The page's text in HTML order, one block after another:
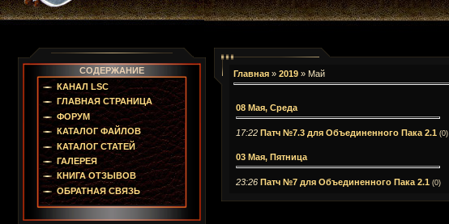
СОДЕРЖАНИЕ
КАНАЛ LSC
ГЛАВНАЯ СТРАНИЦА
ФОРУМ
КАТАЛОГ ФАЙЛОВ
КАТАЛОГ СТАТЕЙ
ГАЛЕРЕЯ
КНИГА ОТЗЫВОВ
ОБРАТНАЯ СВЯЗЬ
Главная » 2019 » Май
08 Мая, Среда
17:22 Патч №7.3 для Объединенного Пака 2.1 (0)
03 Мая, Пятница
23:26 Патч №7 для Объединенного Пака 2.1 (0)